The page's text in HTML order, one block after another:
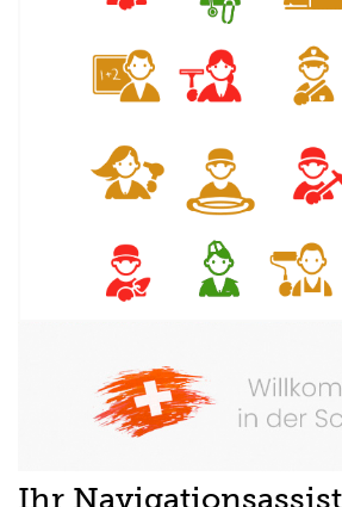
Ihr